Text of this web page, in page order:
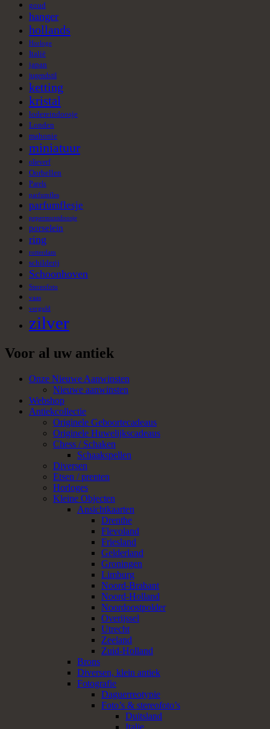
goud
hanger
hollands
Horloge
Italië
japan
jugendstil
ketting
kristal
lodereindoosje
Londen
mahonie
miniatuur
olieverf
Oorbellen
Parels
parfumfles
parfumflesje
pepermuntdoosje
porselein
ring
rotterdam
schilderij
Schoonhoven
Stereofoto
vaas
verguld
zilver
Voor al uw antiek
Onze Nieuwe Aanwinsten
Nieuwe aanwinsten
Webshop
Antiekcollectie
Originele Geboortecadeaus
Originele Huwelijkscadeaus
Chess / Schaken
Schaakspellen
Diversen
Etsen / prenten
Horloges
Kleine Objecten
Ansichtkaarten
Drenthe
Flevoland
Friesland
Gelderland
Groningen
Limburg
Noord-Brabant
Noord-Holland
Noordoostpolder
Overijssel
Utrecht
Zeeland
Zuid-Holland
Brons
Diversen, klein antiek
Fotografie
Daguerreotypie
Foto’s & stereofoto’s
Duitsland